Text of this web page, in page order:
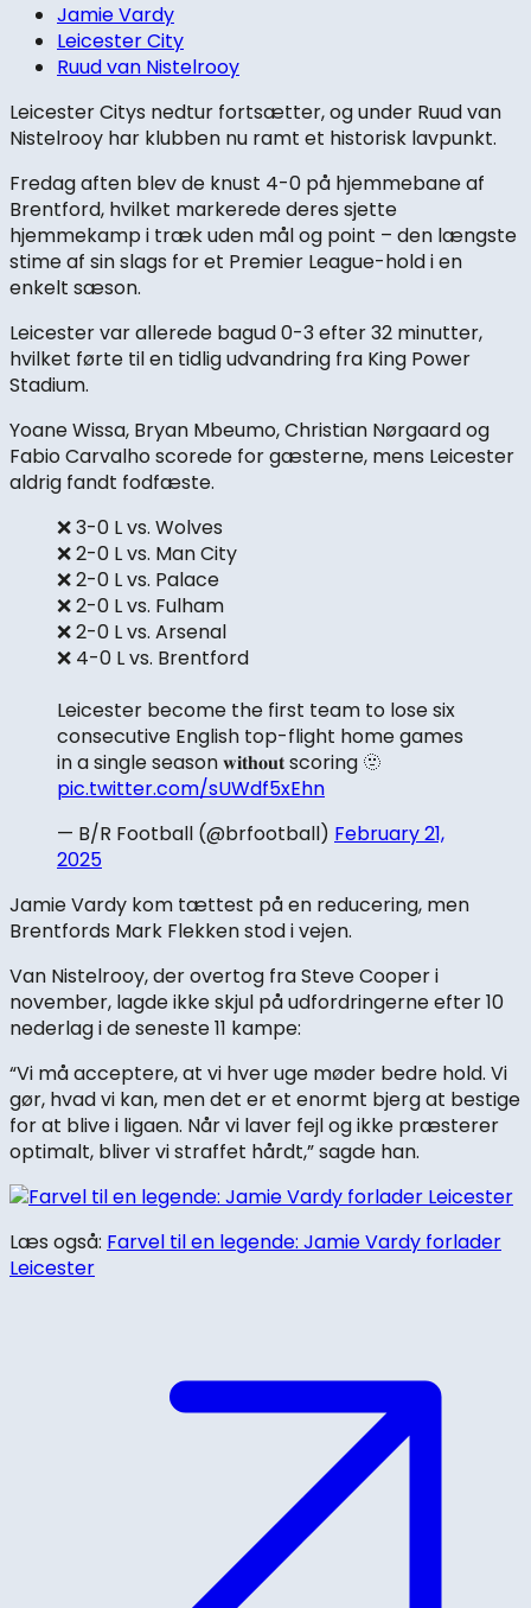
Jamie Vardy
Leicester City
Ruud van Nistelrooy
Leicester Citys nedtur fortsætter, og under Ruud van
Nistelrooy har klubben nu ramt et historisk lavpunkt.
Fredag aften blev de knust 4-0 på hjemmebane af
Brentford, hvilket markerede deres sjette
hjemmekamp i træk uden mål og point – den længste
stime af sin slags for et Premier League-hold i en
enkelt sæson.
Leicester var allerede bagud 0-3 efter 32 minutter,
hvilket førte til en tidlig udvandring fra King Power
Stadium.
Yoane Wissa, Bryan Mbeumo, Christian Nørgaard og
Fabio Carvalho scorede for gæsterne, mens Leicester
aldrig fandt fodfæste.
❌ 3-0 L vs. Wolves
❌ 2-0 L vs. Man City
❌ 2-0 L vs. Palace
❌ 2-0 L vs. Fulham
❌ 2-0 L vs. Arsenal
❌ 4-0 L vs. Brentford
Leicester become the first team to lose six
consecutive English top-flight home games
in a single season 𝐰𝐢𝐭𝐡𝐨𝐮𝐭 scoring 🫥
pic.twitter.com/sUWdf5xEhn
— B/R Football (@brfootball) February 21,
2025
Jamie Vardy kom tættest på en reducering, men
Brentfords Mark Flekken stod i vejen.
Van Nistelrooy, der overtog fra Steve Cooper i
november, lagde ikke skjul på udfordringerne efter 10
nederlag i de seneste 11 kampe:
“Vi må acceptere, at vi hver uge møder bedre hold. Vi
gør, hvad vi kan, men det er et enormt bjerg at bestige
for at blive i ligaen. Når vi laver fejl og ikke præsterer
optimalt, bliver vi straffet hårdt,” sagde han.
Læs også: Farvel til en legende: Jamie Vardy forlader
Leicester